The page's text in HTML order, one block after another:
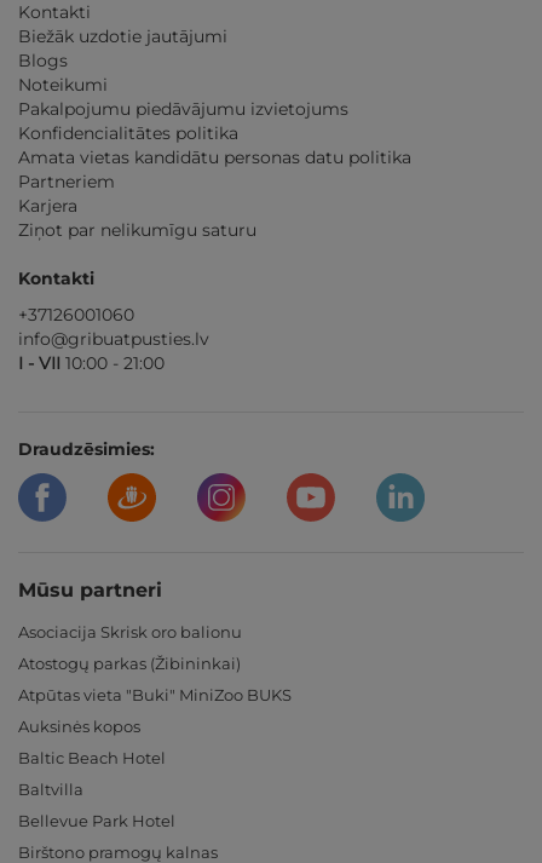
Kontakti
Biežāk uzdotie jautājumi
Blogs
Noteikumi
Pakalpojumu piedāvājumu izvietojums
Konfidencialitātes politika
Amata vietas kandidātu personas datu politika
Partneriem
Karjera
Ziņot par nelikumīgu saturu
Kontakti
+37126001060
info@gribuatpusties.lv
I - VII 10:00 - 21:00
Draudzēsimies:
Mūsu partneri
Asociacija Skrisk oro balionu
Atostogų parkas (Žibininkai)
Atpūtas vieta "Buki" MiniZoo BUKS
Auksinės kopos
Baltic Beach Hotel
Baltvilla
Bellevue Park Hotel
Birštono pramogų kalnas